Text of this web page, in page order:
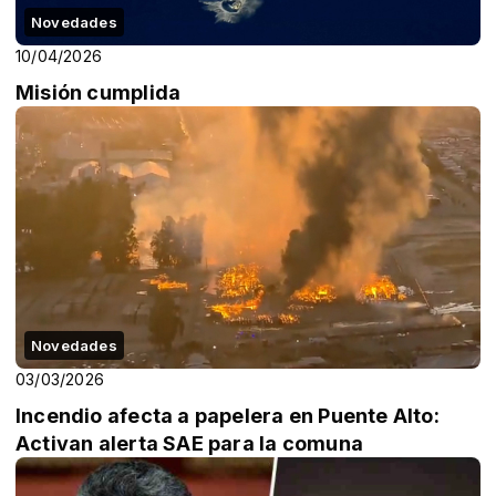
Novedades
10/04/2026
Misión cumplida
Novedades
03/03/2026
Incendio afecta a papelera en Puente Alto:
Activan alerta SAE para la comuna